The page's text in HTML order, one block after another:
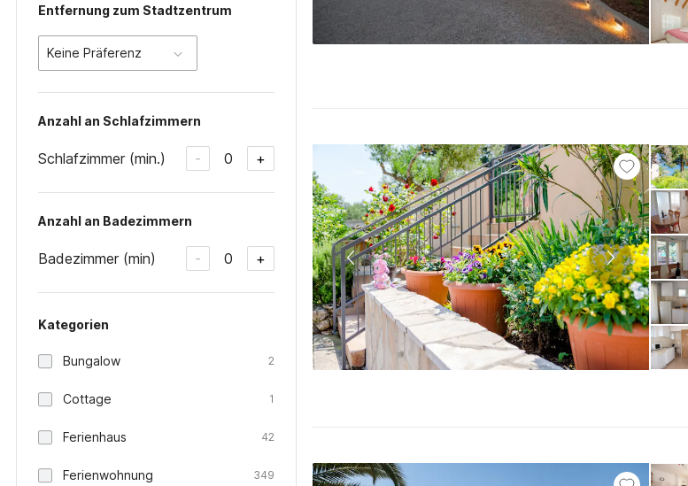
Entfernung zum Stadtzentrum
Keine Präferenz
Anzahl an Schlafzimmern
Schlafzimmer (min.) - 0 +
Anzahl an Badezimmern
Badezimmer (min) - 0 +
Kategorien
Bungalow 2
Cottage 1
Ferienhaus 42
Ferienwohnung 349